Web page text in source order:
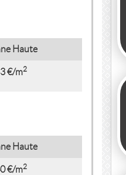
Haute
€/m2
Haute
€/m2